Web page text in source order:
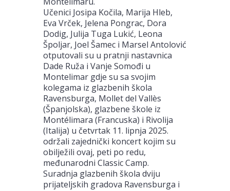
Učenici Josipa Kočila, Marija Hleb,
Eva Vrček, Jelena Pongrac, Dora
Dodig, Julija Tuga Lukić, Leona
Špoljar, Joel Šamec i Marsel Antolović
otputovali su u pratnji nastavnica
Dade Ruža i Vanje Somođi u
Montelimar gdje su sa svojim
kolegama iz glazbenih škola
Ravensburga, Mollet del Vallès
(Španjolska), glazbene škole iz
Montélimara (Francuska) i Rivolija
(Italija) u četvrtak 11. lipnja 2025.
održali zajednički koncert kojim su
obilježili ovaj, peti po redu,
međunarodni Classic Camp.
Suradnja glazbenih škola dviju
prijateljskih gradova Ravensburga i